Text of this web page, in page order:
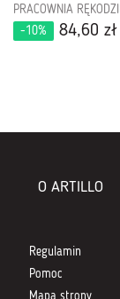
PRACOWNIA
-10%
84,60 zł
O ARTILLO
Regulamin
Pomoc